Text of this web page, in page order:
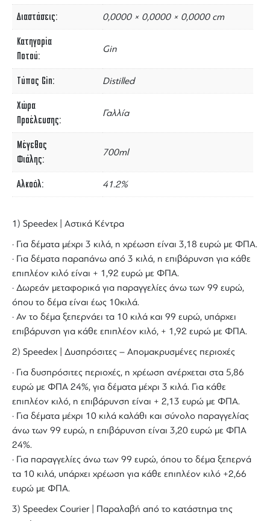
Διαστάσεις 0,0000 × 0,0000 × 0,0000 cm
Κατηγορία
Ποτού
Gin
Τύπος Gin Distilled
Χώρα
Προέλευσης
Γαλλία
Μέγεθος
Φιάλης
700ml
Αλκοόλ 41.2%
1) Speedex | Αστικά Κέντρα
· Για δέματα μέχρι 3 κιλά, η χρέωση είναι 3,18 ευρώ με ΦΠΑ.
· Για δέματα παραπάνω από 3 κιλά, η επιβάρυνση για κάθε
επιπλέον κιλό είναι + 1,92 ευρώ με ΦΠΑ.
· Δωρεάν μεταφορικά για παραγγελίες άνω των 99 ευρώ,
όπου το δέμα είναι έως 10κιλά.
· Αν το δέμα ξεπερνάει τα 10 κιλά και 99 ευρώ, υπάρχει
επιβάρυνση για κάθε επιπλέον κιλό, + 1,92 ευρώ με ΦΠΑ.
2) Speedex | Δυσπρόσιτες – Απομακρυσμένες περιοχές
· Για δυσπρόσιτες περιοχές, η χρέωση ανέρχεται στα 5,86
ευρώ με ΦΠΑ 24%, για δέματα μέχρι 3 κιλά. Για κάθε
επιπλέον κιλό, η επιβάρυνση είναι + 2,13 ευρώ με ΦΠΑ.
· Για δέματα μέχρι 10 κιλά καλάθι και σύνολο παραγγελίας
άνω των 99 ευρώ, η επιβάρυνση είναι 3,20 ευρώ με ΦΠΑ
24%.
· Για παραγγελίες άνω των 99 ευρώ, όπου το δέμα ξεπερνά
τα 10 κιλά, υπάρχει χρέωση για κάθε επιπλέον κιλό +2,66
ευρώ με ΦΠΑ.
3) Speedex Courier | Παραλαβή από το κατάστημα της